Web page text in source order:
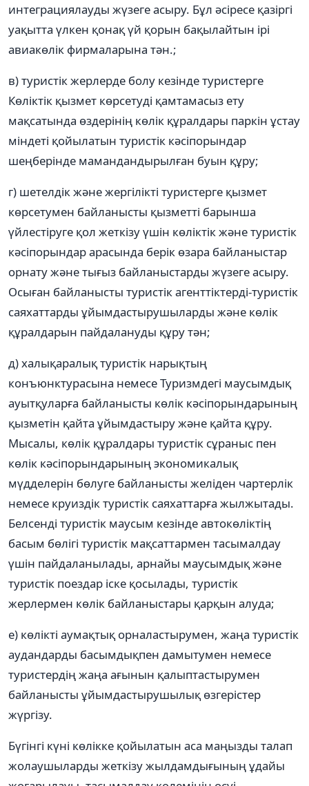
интеграциялауды жүзеге асыру. Бұл әсіресе қазіргі
уақытта үлкен қонақ үй қорын бақылайтын ірі
авиакөлік фирмаларына тән.;
в) туристік жерлерде болу кезінде туристерге
Көліктік қызмет көрсетуді қамтамасыз ету
мақсатында өздерінің көлік құралдары паркін ұстау
міндеті қойылатын туристік кәсіпорындар
шеңберінде мамандандырылған буын құру;
г) шетелдік және жергілікті туристерге қызмет
көрсетумен байланысты қызметті барынша
үйлестіруге қол жеткізу үшін көліктік және туристік
кәсіпорындар арасында берік өзара байланыстар
орнату және тығыз байланыстарды жүзеге асыру.
Осыған байланысты туристік агенттіктерді-туристік
саяхаттарды ұйымдастырушыларды және көлік
құралдарын пайдалануды құру тән;
д) халықаралық туристік нарықтың
конъюнктурасына немесе Туризмдегі маусымдық
ауытқуларға байланысты көлік кәсіпорындарының
қызметін қайта ұйымдастыру және қайта құру.
Мысалы, көлік құралдары туристік сұраныс пен
көлік кәсіпорындарының экономикалық
мүдделерін бөлуге байланысты желіден чартерлік
немесе круиздік туристік саяхаттарға жылжытады.
Белсенді туристік маусым кезінде автокөліктің
басым бөлігі туристік мақсаттармен тасымалдау
үшін пайдаланылады, арнайы маусымдық және
туристік поездар іске қосылады, туристік
жерлермен көлік байланыстары қарқын алуда;
е) көлікті аумақтық орналастырумен, жаңа туристік
аудандарды басымдықпен дамытумен немесе
туристердің жаңа ағынын қалыптастырумен
байланысты ұйымдастырушылық өзгерістер
жүргізу.
Бүгінгі күні көлікке қойылатын аса маңызды талап
жолаушыларды жеткізу жылдамдығының ұдайы